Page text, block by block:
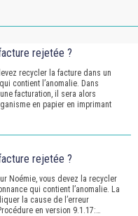
rejetée ?
recycler la facture dans un
contient l’anomalie. Dans
facturation, il sera alors
en papier en imprimant
rejetée ?
Noémie, vous devez la recycler
qui contient l’anomalie. La
la cause de l’erreur
en version 9.1.17:…